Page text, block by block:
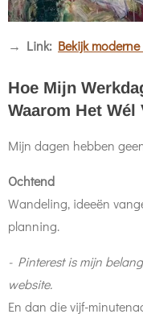
→ Link: Bekijk
Hoe Mijn
Waarom Het Wél
Mijn dagen hebben
Ochtend
Wandeling, ideeën
planning.
- Pinterest is mijn
website.
En dan die vijf-